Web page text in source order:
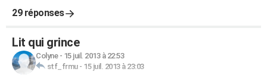
29 réponses
Lit qui grince
Colyne- 15 juil. 2013 à 22:53
stf_frmu- 15 juil. 2013 à 23:03